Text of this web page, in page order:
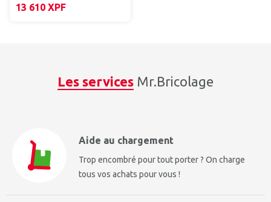
13 610 XPF
Les services Mr.Bricolage
Aide au chargement
Trop encombré pour tout porter ? On charge
tous vos achats pour vous !